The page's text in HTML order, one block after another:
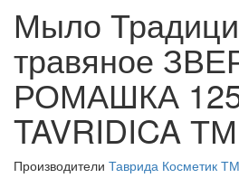
Мыло
травяное
РОМАШКА
TAVRIDICA ТМ
Производители Таврида Косметик ТМ